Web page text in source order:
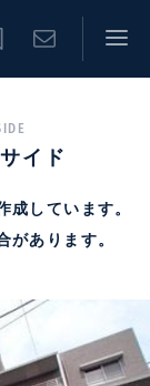
イド
成しています。
があります。